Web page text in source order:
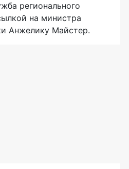
регионального
на министра
Анжелику Майстер.